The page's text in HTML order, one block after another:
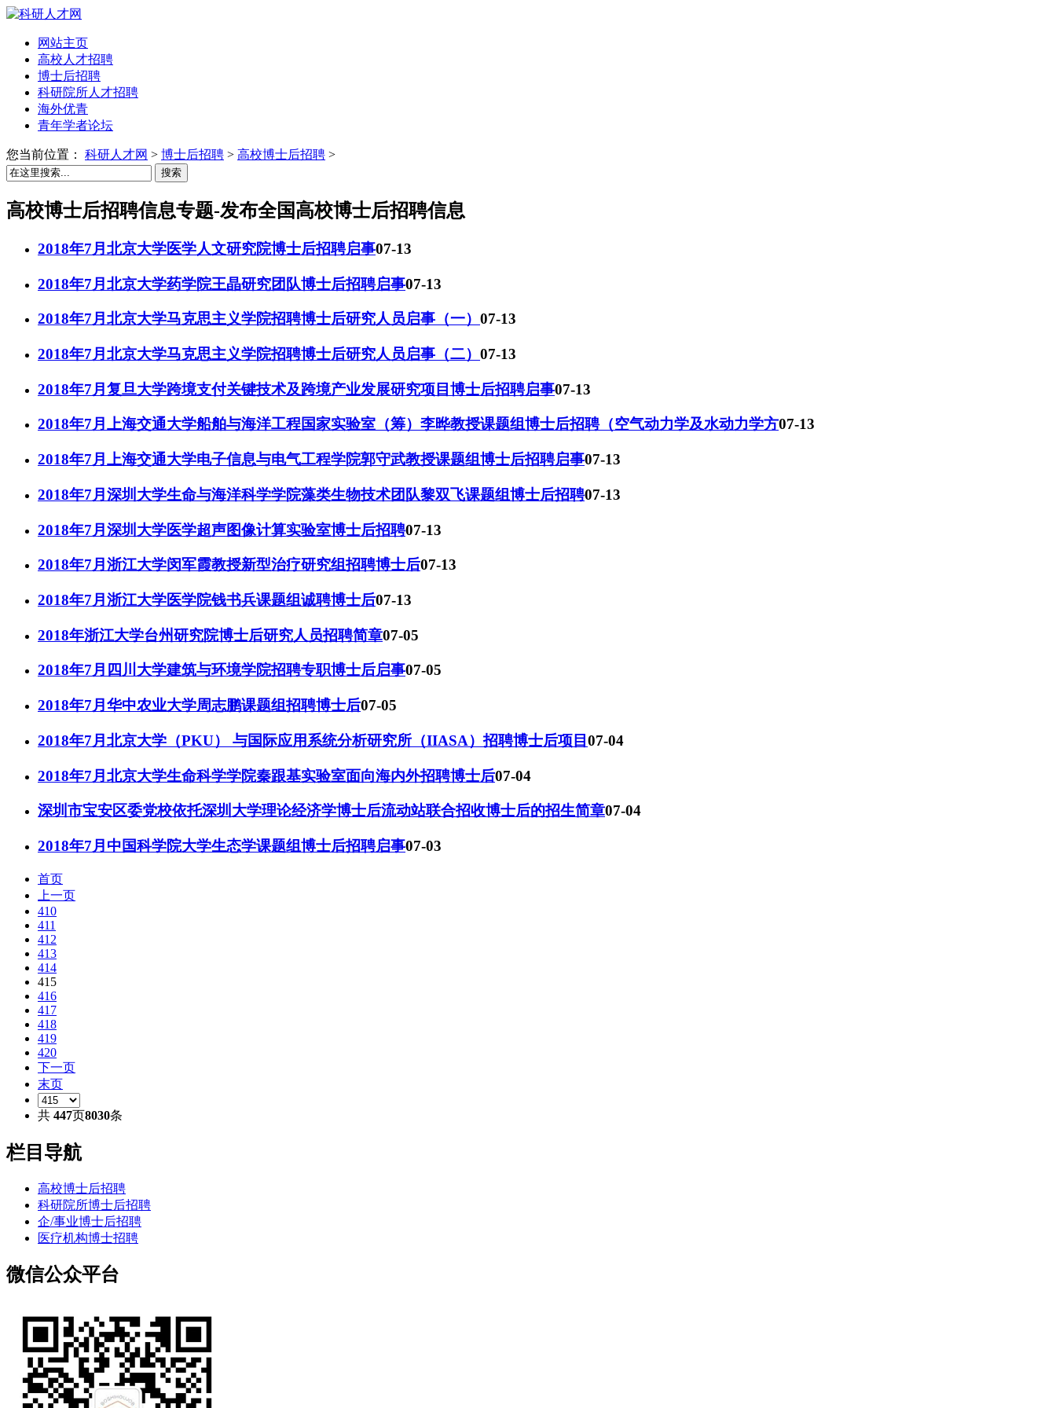
网站主页
高校人才招聘
博士后招聘
科研院所人才招聘
海外优青
青年学者论坛
您当前位置： 科研人才网 > 博士后招聘 > 高校博士后招聘 >
搜索
高校博士后招聘信息专题-发布全国高校博士后招聘信息
2018年7月北京大学医学人文研究院博士后招聘启事07-13
2018年7月北京大学药学院王晶研究团队博士后招聘启事07-13
2018年7月北京大学马克思主义学院招聘博士后研究人员启事（一） 07-13
2018年7月北京大学马克思主义学院招聘博士后研究人员启事（二） 07-13
2018年7月复旦大学跨境支付关键技术及跨境产业发展研究项目博士后招聘启事07-13
2018年7月上海交通大学船舶与海洋工程国家实验室（筹）李晔教授课题组博士后招聘（空气动力学及水动力学方07-13
2018年7月上海交通大学电子信息与电气工程学院郭守武教授课题组博士后招聘启事07-13
2018年7月深圳大学生命与海洋科学学院藻类生物技术团队黎双飞课题组博士后招聘07-13
2018年7月深圳大学医学超声图像计算实验室博士后招聘07-13
2018年7月浙江大学闵军霞教授新型治疗研究组招聘博士后07-13
2018年7月浙江大学医学院钱书兵课题组诚聘博士后07-13
2018年浙江大学台州研究院博士后研究人员招聘简章07-05
2018年7月四川大学建筑与环境学院招聘专职博士后启事07-05
2018年7月华中农业大学周志鹏课题组招聘博士后07-05
2018年7月北京大学（PKU） 与国际应用系统分析研究所（IIASA）招聘博士后项目 07-04
2018年7月北京大学生命科学学院秦跟基实验室面向海内外招聘博士后07-04
深圳市宝安区委党校依托深圳大学理论经济学博士后流动站联合招收博士后的招生简章07-04
2018年7月中国科学院大学生态学课题组博士后招聘启事07-03
首页
上一页
410
411
412
413
414
415
416
417
418
419
420
下一页
末页
共 447页8030条
栏目导航
高校博士后招聘
科研院所博士后招聘
企/事业博士后招聘
医疗机构博士招聘
微信公众平台